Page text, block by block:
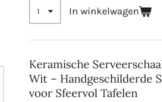
In winkelwagen
Keramische
Wit – Handgeschilderde
voor Sfeervol Tafelen